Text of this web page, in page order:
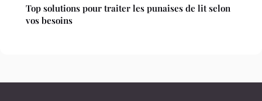
Top solutions pour traiter les punaises de lit selon
vos besoins